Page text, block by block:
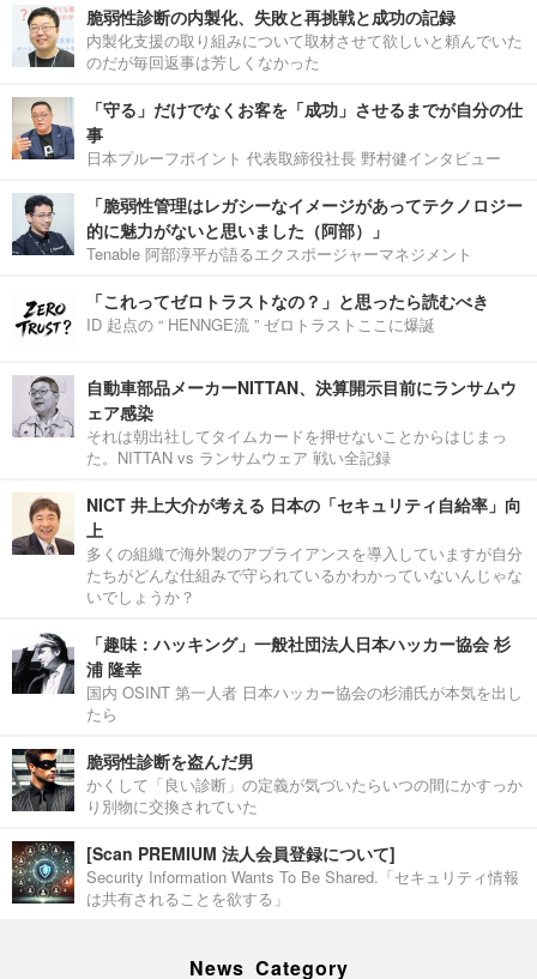
脆弱性診断の内製化、失敗と再挑戦と成功の記録
内製化支援の取り組みについて取材させて欲しいと頼んでいた
のだが毎回返事は芳しくなかった
「守る」だけでなくお客を「成功」させるまでが自分の仕
事
日本プルーフポイント 代表取締役社長 野村健インタビュー
「脆弱性管理はレガシーなイメージがあってテクノロジー
的に魅力がないと思いました（阿部）」
Tenable 阿部淳平が語るエクスポージャーマネジメント
「これってゼロトラストなの？」と思ったら読むべき
ID 起点の “ HENNGE流 ” ゼロトラストここに爆誕
自動車部品メーカーNITTAN、決算開示目前にランサムウ
ェア感染
それは朝出社してタイムカードを押せないことからはじまっ
た。NITTAN vs ランサムウェア 戦い全記録
NICT 井上大介が考える 日本の「セキュリティ自給率」向
上
多くの組織で海外製のアプライアンスを導入していますが自分
たちがどんな仕組みで守られているかわかっていないんじゃな
いでしょうか？
「趣味：ハッキング」一般社団法人日本ハッカー協会 杉
浦 隆幸
国内 OSINT 第一人者 日本ハッカー協会の杉浦氏が本気を出し
たら
脆弱性診断を盗んだ男
かくして「良い診断」の定義が気づいたらいつの間にかすっか
り別物に交換されていた
[Scan PREMIUM 法人会員登録について]
Security Information Wants To Be Shared.「セキュリティ情報
は共有されることを欲する」
News Category